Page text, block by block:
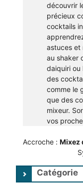
J'ai oublié mon
découvrir
précieux
cocktails
astuces et
au shaker
daiquiri ou
des
comme le
que des
mixeur.
vos
Accroche : Mixez
Catégorie